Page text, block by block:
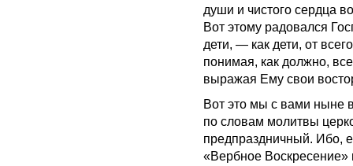
души и чистого сердца
Вот этому радовался
дети, — как дети, от
понимая, как должно,
выражая Ему свои
Вот это мы с вами ныне
по словам молитвы
предпраздничный. Ибо,
«Вербное Воскресение»